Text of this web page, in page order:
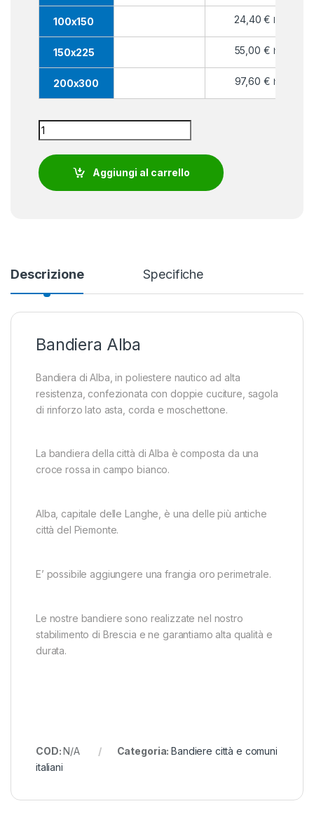
100x150 24,40€ Iva inc.
150x225 55,00 € Iva inc.
200x300 97,60 € Iva inc.
Bandiera Alba quantity
Aggiungi al carrello
Descrizione Specifiche
Bandiera Alba
Bandiera di Alba, in poliestere nautico ad alta
resistenza, confezionata con doppie cuciture, sagola
di rinforzo lato asta, corda e moschettone.
La bandiera della città di Alba è composta da una
croce rossa in campo bianco.
Alba, capitale delle Langhe, è una delle più antiche
città del Piemonte.
E’ possibile aggiungere una frangia oro perimetrale.
Le nostre bandiere sono realizzate nel nostro
stabilimento di Brescia e ne garantiamo alta qualità e
durata.
COD:N/A Categoria:Bandiere città e comuni
italiani